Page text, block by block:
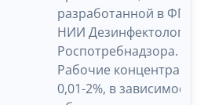
разработанной в ФГУН
НИИ Дезинфектологии
Роспотребнадзора.
Рабочие
0,01-2%, в зависимости